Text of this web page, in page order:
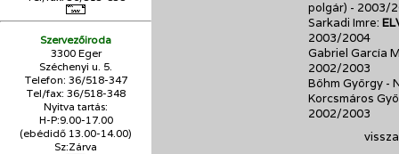
Szervezőiroda
3300 Eger
Széchenyi u. 5.
Telefon: 36/518-347
Tel/fax: 36/518-348
Nyitva tartás:
H-P:9.00-17.00
(ebédidő 13.00-14.00)
Sz:Zárva
polgár) - 2003/
Sarkadi Imre:
2003/2004
Gabriel García
2002/2003
Böhm György -
Korcsmáros
2002/2003